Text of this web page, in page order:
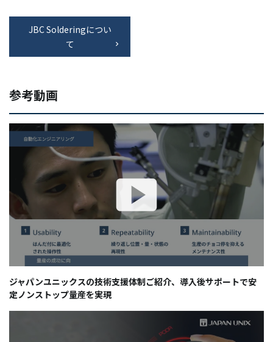
JBC Solderingについ
て
参考動画
ジャパンユニックスの技術支援体制ご紹介、導入後サポートで安
定ノンストップ量産を実現